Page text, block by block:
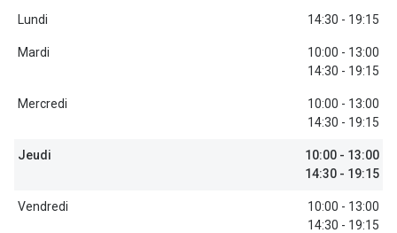
Armani
Polo
Toutes
Nos
Lundi 14:30 - 19:15
Mardi
10:00 - 13:00
14:30 - 19:15
Mercredi
10:00 - 13:00
14:30 - 19:15
Jeudi
10:00 - 13:00
14:30 - 19:15
Vendredi
10:00 - 13:00
14:30 - 19:15